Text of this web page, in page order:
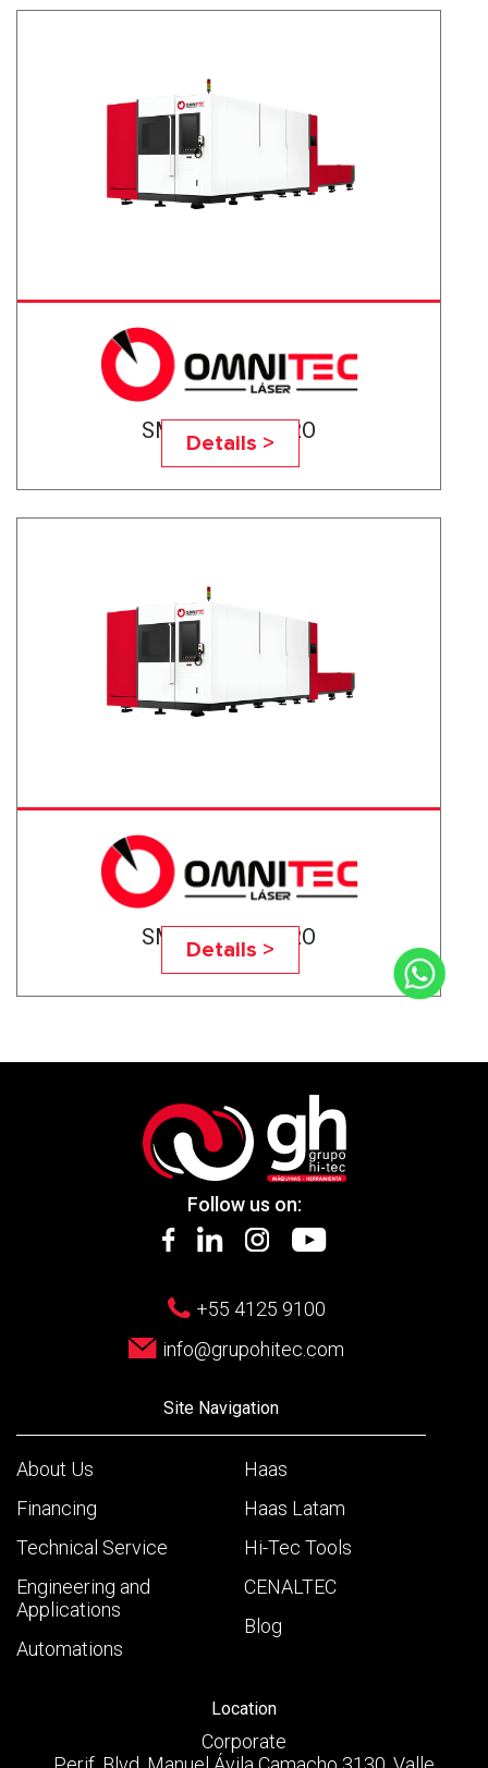
SMART 6015 PRO
Details >
SMART 4015 PRO
Details >
Follow us on:
+55 4125 9100
info@grupohitec.com
Site Navigation
About Us
Financing
Technical Service
Engineering and
Applications
Automations
Haas
Haas Latam
Hi-Tec Tools
CENALTEC
Blog
Location
Corporate